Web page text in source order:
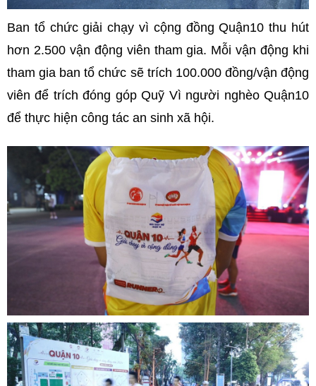
Ban tổ chức giải chạy vì cộng đồng Quận10 thu hút
hơn 2.500 vận động viên tham gia. Mỗi vận động khi
tham gia ban tổ chức sẽ trích 100.000 đồng/vận động
viên để trích đóng góp Quỹ Vì người nghèo Quận10
để thực hiện công tác an sinh xã hội.